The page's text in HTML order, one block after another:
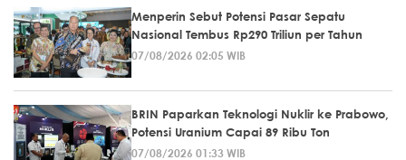
Menperin Sebut Potensi Pasar Sepatu
Nasional Tembus Rp290 Triliun per Tahun
07/08/2026 02:05 WIB
BRIN Paparkan Teknologi Nuklir ke Prabowo,
Potensi Uranium Capai 89 Ribu Ton
07/08/2026 01:33 WIB